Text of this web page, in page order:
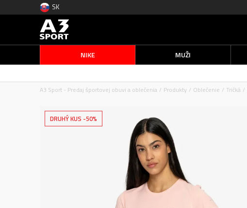
SK
NIKE MUŽI
A3 Sport - Predaj športovej obuvi a oblečenia
Produkty Oblečenie Tričká
DRUHÝ KUS -50%